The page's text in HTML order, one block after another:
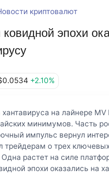
криптовалют
ковидной эпохи
+2.10%
на лайнере
минимумов. Часть
импульс вернул
трейдерам о трех
растет на силе
эпохи оказались на